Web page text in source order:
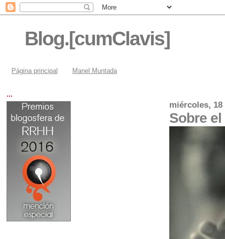
Blog.[cumClavis]
Página principal Manel Muntada
miércoles, 18
Sobre
...